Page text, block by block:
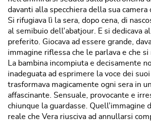
davanti alla specchiera della sua camera
Si rifugiava lì la sera, dopo cena, di
al semibuio dell’abatjour. E si dedicava
preferito. Giocava ad essere grande,
immagine riflessa che le parlava e che si
La bambina incompiuta e decisamente
inadeguata ad esprimere la voce dei
trasformava magicamente ogni sera in
affascinante. Sensuale, provocante e
chiunque la guardasse. Quell’immagine
reale che Vera riusciva ad annullarsi